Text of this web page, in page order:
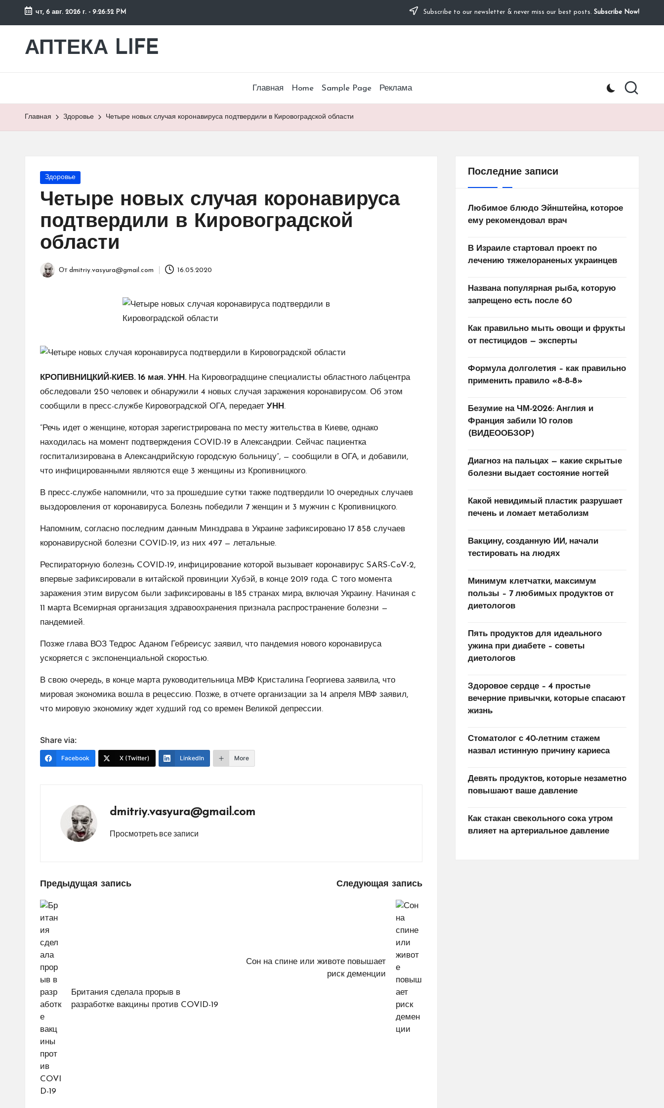
Перейти
содержимому
чт, 6 авг. 2026 г. - 9:26:53 PM Subscribe to our newsletter & never miss our best posts. Subscribe Now!
АПТЕКА LIFE
сайт
Главная Home Sample Page Реклама
Главная Здоровье Четыре новых случая коронавируса подтвердили в Кировоградской области
Опубликовано
Здоровье
Четыре новых случая коронавируса
подтвердили в Кировоградской
области
Запись
От dmitriy.vasyura@gmail.com 16.05.2020
КРОПИВНИЦКИЙ-КИЕВ. 16 мая. УНН.На Кировоградщине специалисты областного лабцентра
обследовали 250 человек и обнаружили 4 новых случая заражения коронавирусом. Об этом
сообщили в пресс-службе Кировоградской ОГА, передает УНН .
“Речь идет о женщине, которая зарегистрирована по месту жительства в Киеве, однако
находилась на момент подтверждения COVID-19 в Александрии. Сейчас пациентка
госпитализирована в Александрийскую городскую больницу”, — сообщили в ОГА, и добавили,
что инфицированными являются еще 3 женщины из Кропивницкого.
В пресс-службе напомнили, что за прошедшие сутки также подтвердили 10 очередных случаев
выздоровления от коронавируса. Болезнь победили 7 женщин и 3 мужчин с Кропивницкого.
Напомним, согласно последним данным Минздрава в Украине зафиксировано 17 858 случаев
коронавирусной болезни COVID-19, из них 497 — летальные.
Респираторную болезнь COVID-19, инфицирование которой вызывает коронавирус SARS-CoV-2,
впервые зафиксировали в китайской провинции Хубэй, в конце 2019 года. С того момента
заражения этим вирусом были зафиксированы в 185 странах мира, включая Украину. Начиная с
11 марта Всемирная организация здравоохранения признала распространение болезни —
пандемией.
Позже глава ВОЗ Тедрос Аданом Гебреисус заявил, что пандемия нового коронавируса
ускоряется с экспоненциальной скоростью.
В свою очередь, в конце марта руководительница МВФ Кристалина Георгиева заявила, что
мировая экономика вошла в рецессию. Позже, в отчете организации за 14 апреля МВФ заявил,
что мировую экономику ждет худший год со времен Великой депрессии.
Share via:
Facebook X (Twitter) LinkedIn More
dmitriy.vasyura@gmail.com
Просмотреть все записи
Навигация
по
записям
Предыдущая запись
Британия сделала прорыв в
разработке вакцины против COVID-19
Следующая запись
Сон на спине или животе повышает
риск деменции
Последние записи
Любимое блюдо Эйнштейна, которое
ему рекомендовал врач
В Израиле стартовал проект по
лечению тяжелораненых украинцев
Названа популярная рыба, которую
запрещено есть после 60
Как правильно мыть овощи и фрукты
от пестицидов — эксперты
Формула долголетия – как правильно
применить правило «8-8-8»
Безумие на ЧМ-2026: Англия и
Франция забили 10 голов
(ВИДЕООБЗОР)
Диагноз на пальцах — какие скрытые
болезни выдает состояние ногтей
Какой невидимый пластик разрушает
печень и ломает метаболизм
Вакцину, созданную ИИ, начали
тестировать на людях
Минимум клетчатки, максимум
пользы – 7 любимых продуктов от
диетологов
Пять продуктов для идеального
ужина при диабете – советы
диетологов
Здоровое сердце – 4 простые
вечерние привычки, которые спасают
жизнь
Стоматолог с 40-летним стажем
назвал истинную причину кариеса
Девять продуктов, которые незаметно
повышают ваше давление
Как стакан свекольного сока утром
влияет на артериальное давление